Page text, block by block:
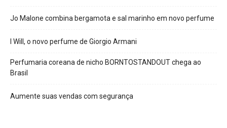
Jo Malone combina bergamota e sal marinho em novo perfume
I Will, o novo perfume de Giorgio Armani
Perfumaria coreana de nicho BORNTOSTANDOUT chega ao
Brasil
Aumente suas vendas com segurança